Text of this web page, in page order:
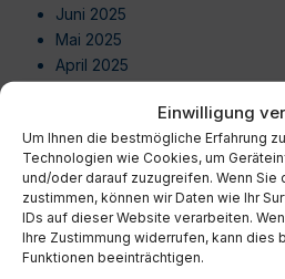
Einwilligung
Um Ihnen die bestmögliche Erfahrung
Technologien wie Cookies, um
und/oder darauf zuzugreifen. Wenn Sie
zustimmen, können wir Daten wie Ihr
IDs auf dieser Website verarbeiten.
Ihre Zustimmung widerrufen, kann dies
Funktionen beeinträchtigen.
Juni 2025
Mai 2025
April 2025
Januar 2025
Dezember 2024
November 2024
Oktober 2024
September 2024
August 2024